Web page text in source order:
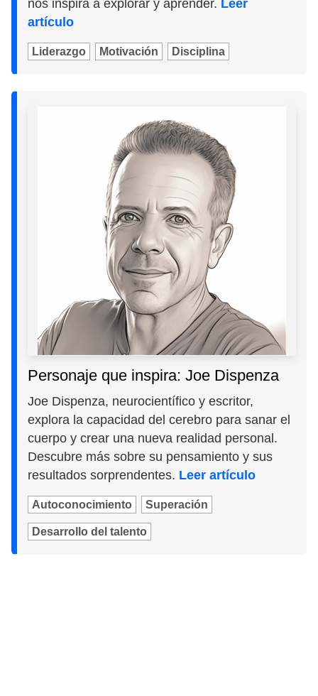
nos inspira a explorar y aprender. Leer
artículo
Liderazgo Motivación Disciplina
Personaje que inspira: Joe Dispenza
Joe Dispenza, neurocientífico y escritor,
explora la capacidad del cerebro para sanar el
cuerpo y crear una nueva realidad personal.
Descubre más sobre su pensamiento y sus
resultados sorprendentes. Leer artículo
Autoconocimiento Superación
Desarrollo del talento